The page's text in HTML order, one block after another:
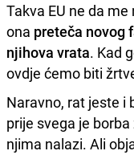
Takva EU ne da
ona preteča novog
njihova vrata. Kad
ovdje ćemo biti
Naravno, rat jeste i
prije svega je
njima nalazi. Ali